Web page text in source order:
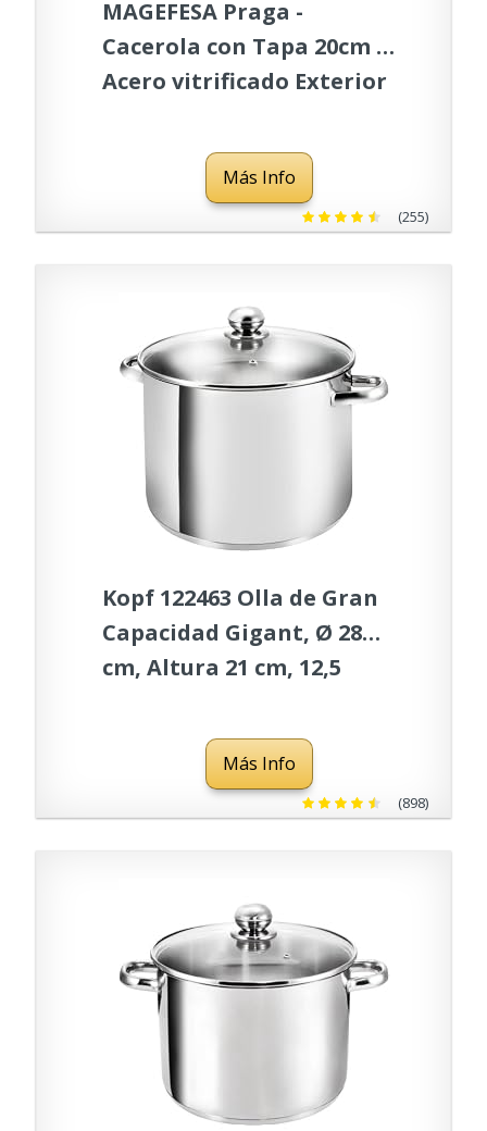
MAGEFESA Praga -
Cacerola con Tapa 20cm de
Acero vitrificado Exterior
bicapa Reforzado, aptas
para Todo Tipo de cocinas,
Especial inducción. 50% de
Más Info
(255)
Kopf 122463 Olla de Gran
Capacidad Gigant, Ø 28
cm, Altura 21 cm, 12,5
Más Info
(898)